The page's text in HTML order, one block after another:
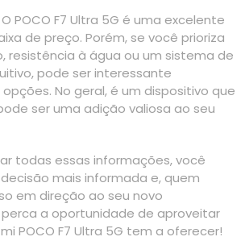
POCO F7 Ultra 5G é uma excelente
de preço. Porém, se você prioriza
resistência à água ou um sistema de
pode ser interessante
No geral, é um dispositivo que
ser uma adição valiosa ao seu
todas essas informações, você
mais informada e, quem
em direção ao seu novo
a oportunidade de aproveitar
POCO F7 Ultra 5G tem a oferecer!